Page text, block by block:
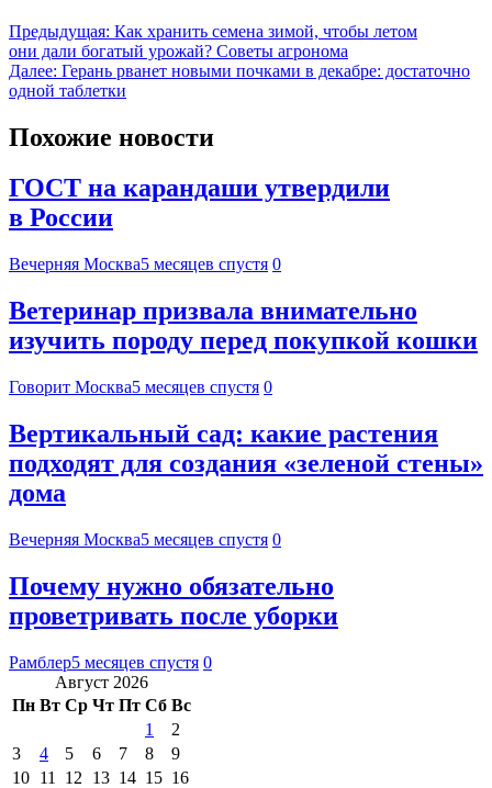
Предыдущая: Как хранить семена зимой, чтобы летом
они дали богатый урожай? Советы агронома
Далее: Герань рванет новыми почками в декабре: достаточно
одной таблетки
Похожие новости
ГОСТ на карандаши утвердили
в России
Вечерняя Москва5 месяцев спустя 0
Ветеринар призвала внимательно
изучить породу перед покупкой кошки
Говорит Москва5 месяцев спустя 0
Вертикальный сад: какие растения
подходят для создания «зеленой стены»
дома
Вечерняя Москва5 месяцев спустя 0
Почему нужно обязательно
проветривать после уборки
Рамблер5 месяцев спустя 0
Август 2026
Пн Вт Ср Чт Пт Сб Вс
1
2
3
4 5 6 7 8
9
10 11 12 13 14 15 16